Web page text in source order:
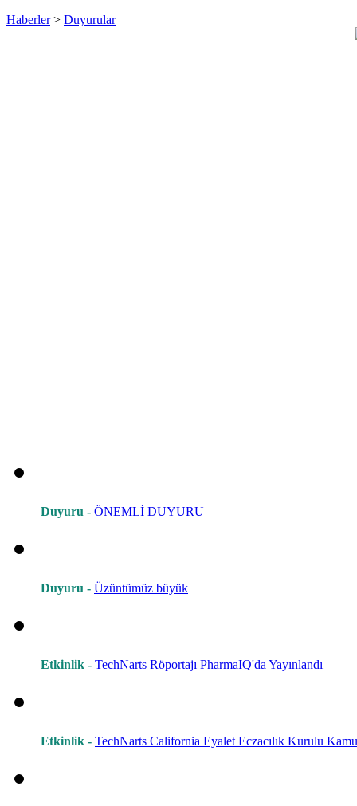
Haberler> Duyurular
Duyuru - ÖNEMLİ DUYURU
Duyuru - Üzüntümüz büyük
Etkinlik - TechNarts Röportajı PharmaIQ'da Yayınlandı
Etkinlik - TechNarts California Eyalet Eczacılık Kurulu